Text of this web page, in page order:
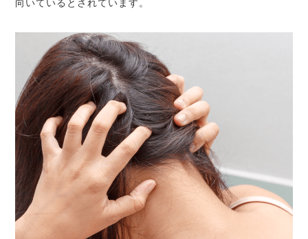
向いているとされています。